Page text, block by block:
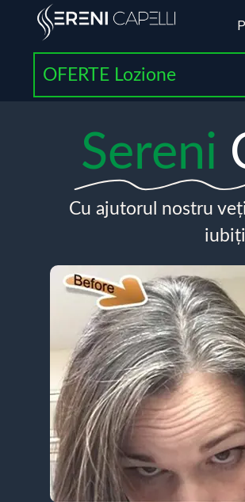
OFERTE Lozione
Sereni
Cu ajutorul nostru